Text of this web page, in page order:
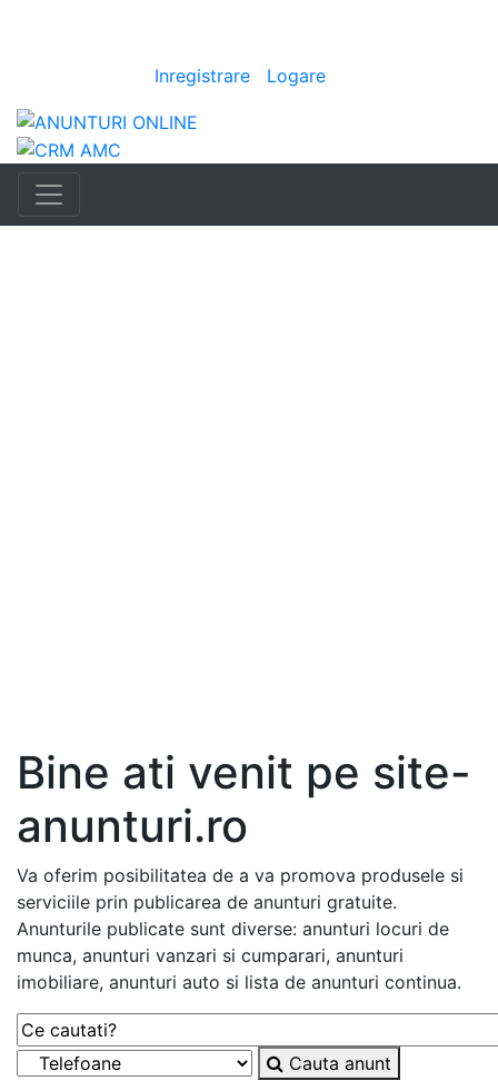
Inregistrare Logare
Bine ati venit pe site-
anunturi.ro
Va oferim posibilitatea de a va promova produsele si
serviciile prin publicarea de anunturi gratuite.
Anunturile publicate sunt diverse: anunturi locuri de
munca, anunturi vanzari si cumparari, anunturi
imobiliare, anunturi auto si lista de anunturi continua.
Cauta anunt